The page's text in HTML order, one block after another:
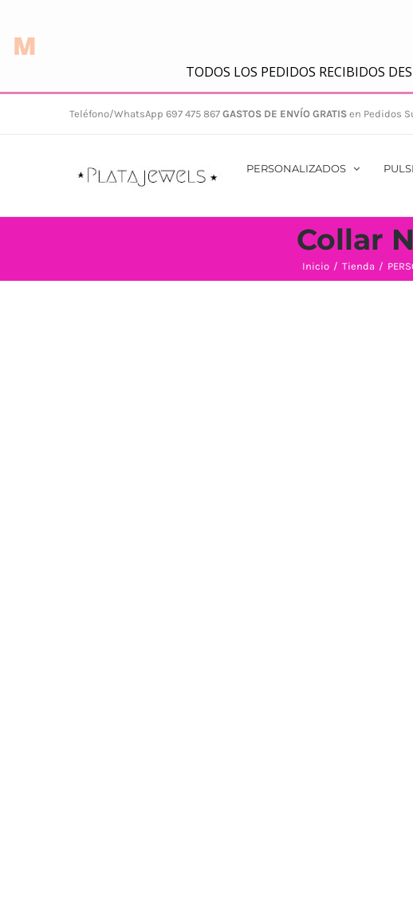
Teléfono/WhatsApp 697 475 867 GASTOS DE ENVÍO GRATIS en Pedidos
PERSONALIZADOS
Collar
Inicio / Tienda /